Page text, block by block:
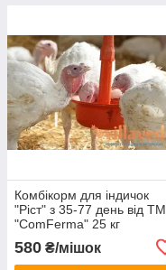
Комбікорм для індичок
"Ріст" з 35-77 день від ТМ
"ComFerma" 25 кг
580 ₴/мішок